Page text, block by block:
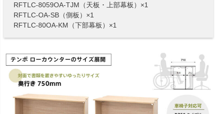
RFTLC-8059OA-TJM（天板・上部幕板）×1
RFTLC-OA-SB（側板）×1
RFTLC-80OA-KM（下部幕板）×1